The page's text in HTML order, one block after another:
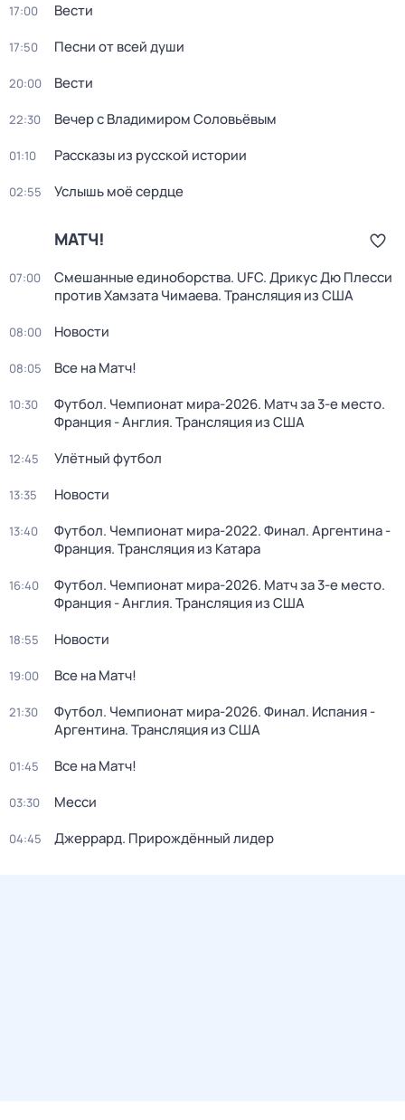
17:00 Вести
17:50 Песни от всей души
20:00 Вести
22:30 Вечер с Владимиром Соловьёвым
01:10 Рассказы из русской истории
02:55 Услышь моё сердце
МАТЧ!
07:00
Смешанные единоборства. UFC. Дрикус Дю Плесси
против Хамзата Чимаева. Трансляция из США
08:00 Новости
08:05 Все на Матч!
10:30
Футбол. Чемпионат мира-2026. Матч за 3-е место.
Франция - Англия. Трансляция из США
12:45 Улётный футбол
13:35 Новости
13:40
Футбол. Чемпионат мира-2022. Финал. Аргентина -
Франция. Трансляция из Катара
16:40
Футбол. Чемпионат мира-2026. Матч за 3-е место.
Франция - Англия. Трансляция из США
18:55 Новости
19:00 Все на Матч!
21:30
Футбол. Чемпионат мира-2026. Финал. Испания -
Аргентина. Трансляция из США
01:45 Все на Матч!
03:30 Месси
04:45 Джеррард. Прирождённый лидер